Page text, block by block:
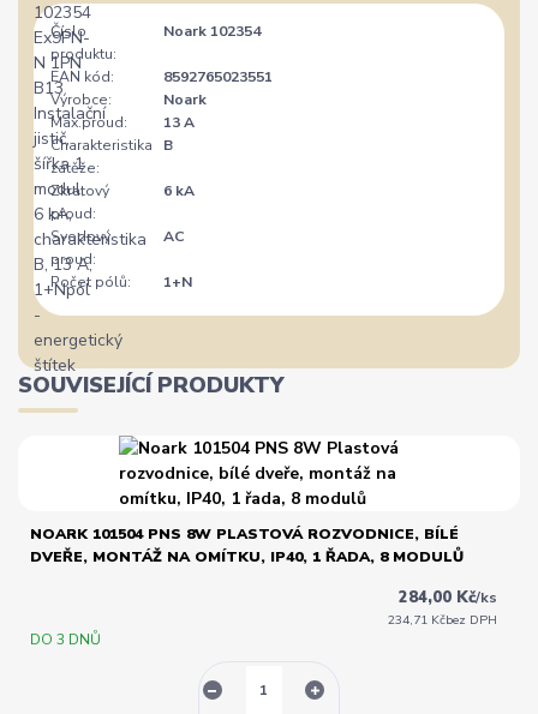
Číslo
produktu:
Noark 102354
EAN kód:
8592765023551
Výrobce:
Noark
Max.proud:
13 A
Charakteristika
zátěže:
B
Zkratový
proud:
6 kA
Svodový
proud:
AC
Počet pólů: 1+N
SOUVISEJÍCÍ PRODUKTY
NOARK 101504 PNS 8W PLASTOVÁ ROZVODNICE, BÍLÉ
DVEŘE, MONTÁŽ NA OMÍTKU, IP40, 1 ŘADA, 8 MODULŮ
284,00 Kč/ks
234,71 Kčbez DPH
DO 3 DNŮ